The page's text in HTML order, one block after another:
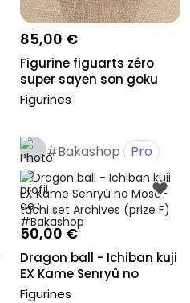
85,00 €
Figurine figuarts zéro
super sayen son goku
série...
Figurines
#Bakashop Pro
50,00 €
Dragon ball - Ichiban kuji
EX Kame Senryû no
Mosa-...
Figurines